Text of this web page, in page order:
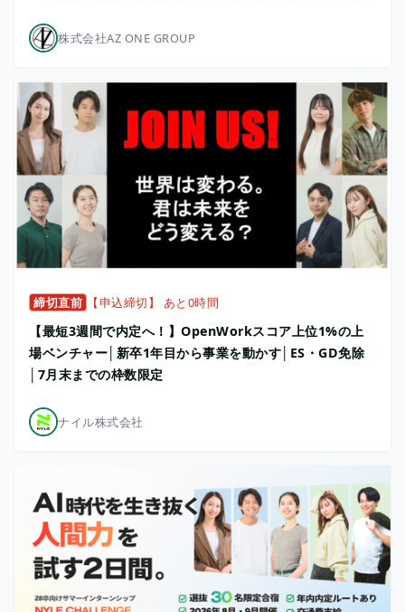
株式会社AZ ONE GROUP
締切直前 【申込締切】 あと0時間
【最短3週間で内定へ！】OpenWorkスコア上位1%の上
場ベンチャー│新卒1年目から事業を動かす│ES・GD免除
│7月末までの枠数限定
ナイル株式会社